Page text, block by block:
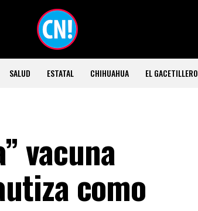
SALUD ESTATAL CHIHUAHUA EL GACETILLERO
vacuna
como